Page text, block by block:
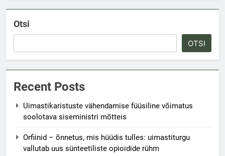
Otsi
OTSI
Recent Posts
Uimastikaristuste vähendamise füüsiline võimatus
soolotava siseministri mõtteis
Orfiinid – õnnetus, mis hüüdis tulles: uimastiturgu
vallutab uus sünteetiliste opioidide rühm